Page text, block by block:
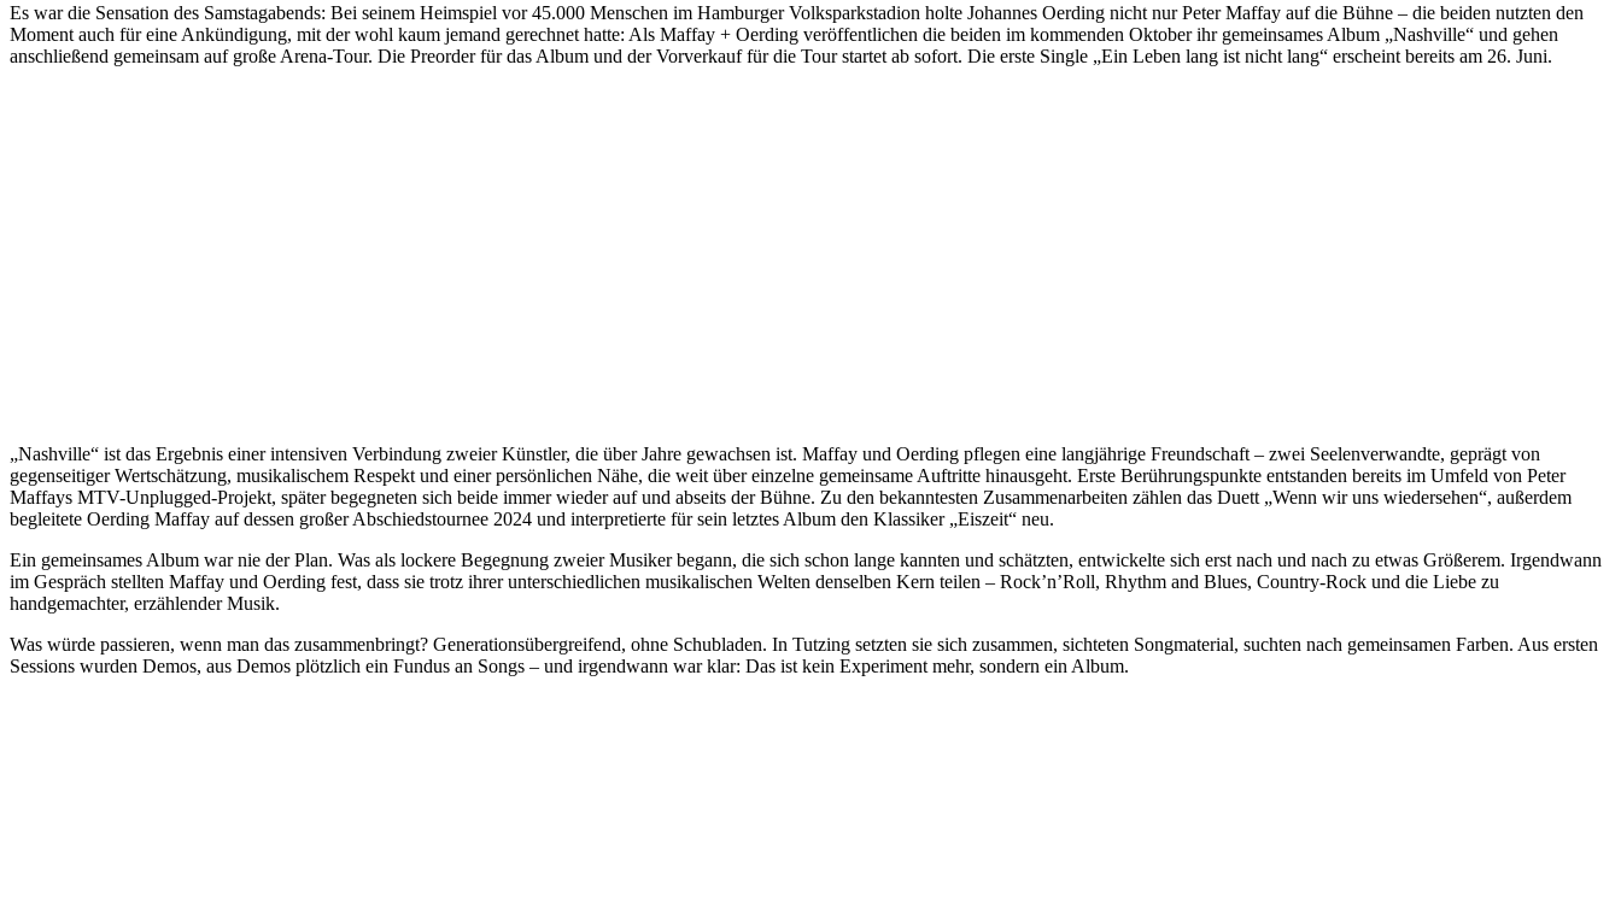
Es war die Sensation des Samstagabends: Bei seinem Heimspiel vor 45.000 Menschen im Hamburger Volksparkstadion holte Johannes Oerding nicht nur Peter Maffay auf die Bühne – die beiden nutzten den
Moment auch für eine Ankündigung, mit der wohl kaum jemand gerechnet hatte: Als Maffay + Oerding veröffentlichen die beiden im kommenden Oktober ihr gemeinsames Album „Nashville“ und gehen
anschließend gemeinsam auf große Arena-Tour. Die Preorder für das Album und der Vorverkauf für die Tour startet ab sofort. Die erste Single „Ein Leben lang ist nicht lang“ erscheint bereits am 26. Juni.
„Nashville“ ist das Ergebnis einer intensiven Verbindung zweier Künstler, die über Jahre gewachsen ist. Maffay und Oerding pflegen eine langjährige Freundschaft – zwei Seelenverwandte, geprägt von
gegenseitiger Wertschätzung, musikalischem Respekt und einer persönlichen Nähe, die weit über einzelne gemeinsame Auftritte hinausgeht. Erste Berührungspunkte entstanden bereits im Umfeld von Peter
Maffays MTV-Unplugged-Projekt, später begegneten sich beide immer wieder auf und abseits der Bühne. Zu den bekanntesten Zusammenarbeiten zählen das Duett „Wenn wir uns wiedersehen“, außerdem
begleitete Oerding Maffay auf dessen großer Abschiedstournee 2024 und interpretierte für sein letztes Album den Klassiker „Eiszeit“ neu.
Ein gemeinsames Album war nie der Plan. Was als lockere Begegnung zweier Musiker begann, die sich schon lange kannten und schätzten, entwickelte sich erst nach und nach zu etwas Größerem. Irgendwann
im Gespräch stellten Maffay und Oerding fest, dass sie trotz ihrer unterschiedlichen musikalischen Welten denselben Kern teilen – Rock’n’Roll, Rhythm and Blues, Country-Rock und die Liebe zu
handgemachter, erzählender Musik.
Was würde passieren, wenn man das zusammenbringt? Generationsübergreifend, ohne Schubladen. In Tutzing setzten sie sich zusammen, sichteten Songmaterial, suchten nach gemeinsamen Farben. Aus ersten
Sessions wurden Demos, aus Demos plötzlich ein Fundus an Songs – und irgendwann war klar: Das ist kein Experiment mehr, sondern ein Album.